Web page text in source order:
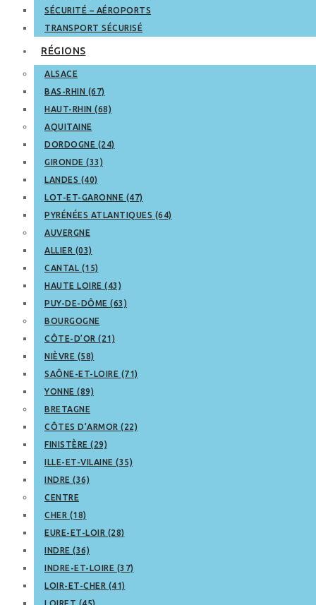
SÉCURITÉ – AÉROPORTS
TRANSPORT SÉCURISÉ
RÉGIONS
ALSACE
BAS-RHIN (67)
HAUT-RHIN (68)
AQUITAINE
DORDOGNE (24)
GIRONDE (33)
LANDES (40)
LOT-ET-GARONNE (47)
PYRÉNÉES ATLANTIQUES (64)
AUVERGNE
ALLIER (03)
CANTAL (15)
HAUTE LOIRE (43)
PUY-DE-DÔME (63)
BOURGOGNE
CÔTE-D’OR (21)
NIÈVRE (58)
SAÔNE-ET-LOIRE (71)
YONNE (89)
BRETAGNE
CÔTES D’ARMOR (22)
FINISTÈRE (29)
ILLE-ET-VILAINE (35)
INDRE (36)
CENTRE
CHER (18)
EURE-ET-LOIR (28)
INDRE (36)
INDRE-ET-LOIRE (37)
LOIR-ET-CHER (41)